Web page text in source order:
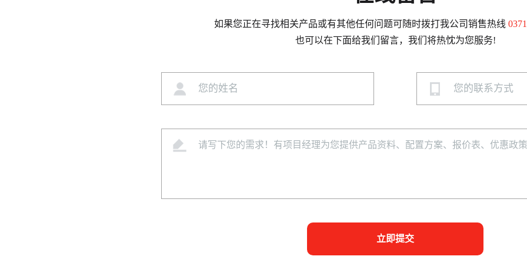
如果您正在寻找相关产品或有其他任何问题可随时拨打我公司销售热线
也可以在下面给我们留言，我们将热忱为您服务!
立即提交